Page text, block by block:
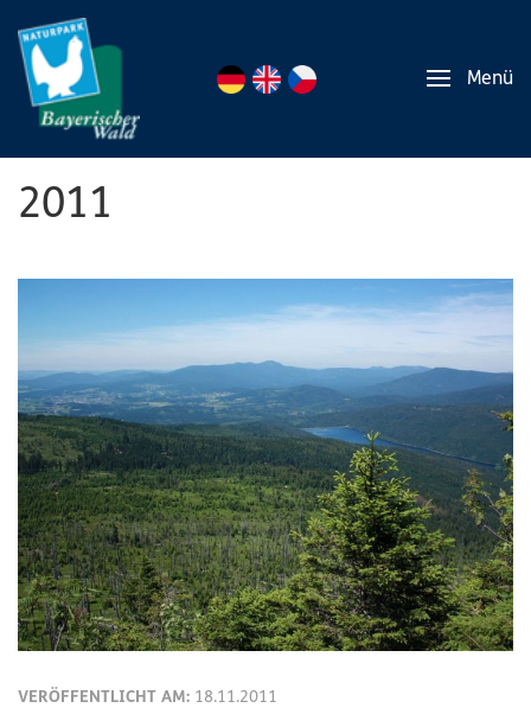
Menü
2011
VERÖFFENTLICHT AM: 18.11.2011